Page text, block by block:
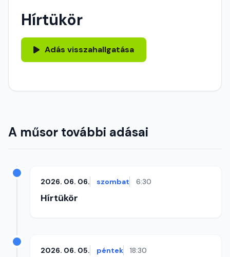
Hírtükör
Adás visszahallgatása
A műsor további adásai
2026. 06. 06. szombat 6:30
Hírtükör
2026. 06. 05. péntek 18:30